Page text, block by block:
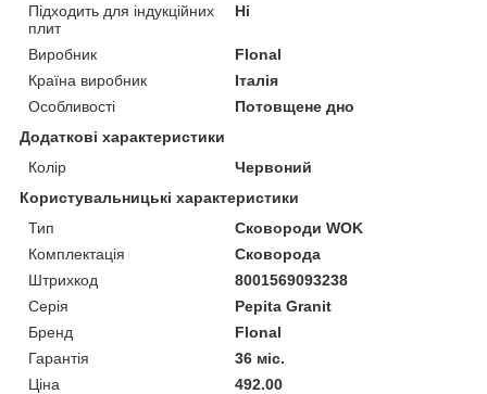
Підходить для індукційних
плит
Ні
Виробник
Flonal
Країна виробник
Італія
Особливості
Потовщене дно
Додаткові характеристики
Колір
Червоний
Користувальницькі характеристики
Тип
Сковороди WOK
Комплектація
Сковорода
Штрихкод
8001569093238
Серія
Pepita Granit
Бренд
Flonal
Гарантія
36 міс.
Ціна
492.00